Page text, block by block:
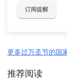
订阅提醒
更多过万圣节的国
推荐阅读